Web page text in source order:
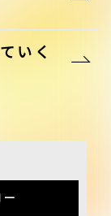
いく